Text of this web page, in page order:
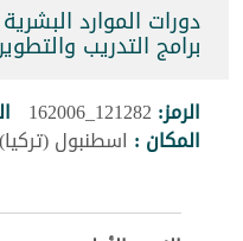
دورات الموارد
برامج التدريب والتطوير
الرمز: 121282_162006
المكان : اسطنبول (تركيا)